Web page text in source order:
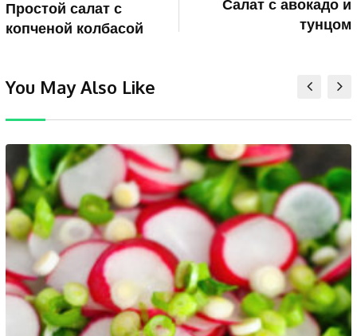
Простой салат с
копченой колбасой
Салат с авокадо и
тунцом
You May Also Like